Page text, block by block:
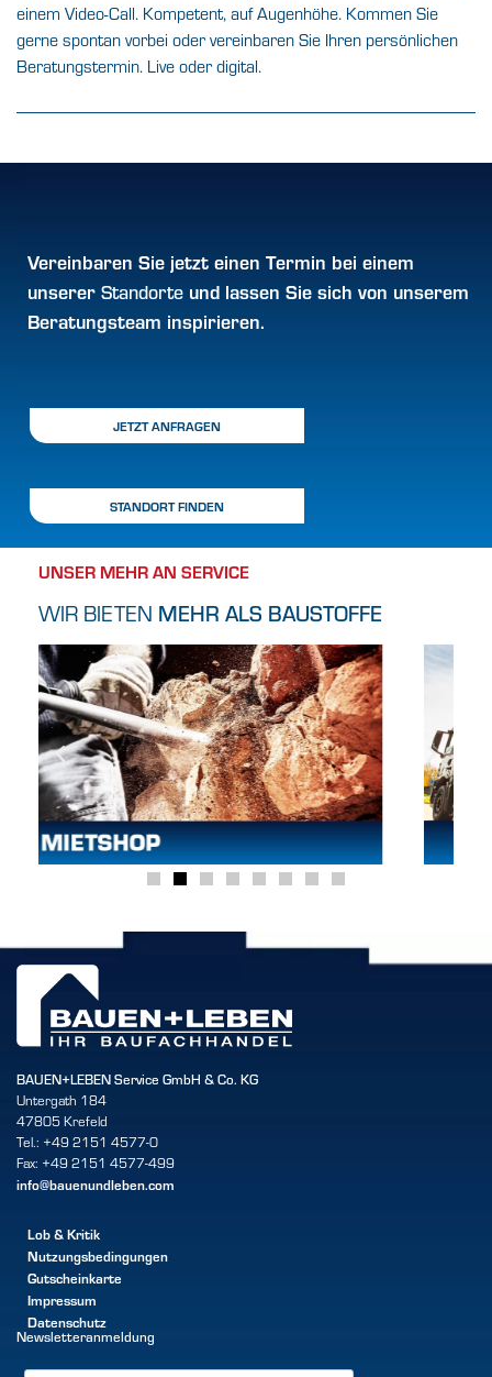
einem Video-Call. Kompetent, auf Augenhöhe. Kommen Sie
gerne spontan vorbei oder vereinbaren Sie Ihren persönlichen
Beratungstermin. Live oder digital.
Vereinbaren Sie jetzt einen Termin bei einem
unserer Standorte und lassen Sie sich von unserem
Beratungsteam inspirieren.
JETZT ANFRAGEN
STANDORT FINDEN
UNSER MEHR AN SERVICE
WIR BIETEN MEHR ALS BAUSTOFFE
BAUEN+LEBEN Service GmbH & Co. KG
Untergath 184
47805 Krefeld
Tel.: +49 2151 4577-0
Fax: +49 2151 4577-499
info@bauenundleben.com
Lob & Kritik
Nutzungsbedingungen
Gutscheinkarte
Impressum
Datenschutz
Newsletteranmeldung